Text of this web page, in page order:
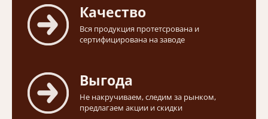
Качество
Вся продукция протетсрована и
сертифицирована на заводе
Выгода
Не накручиваем, следим за рынком,
предлагаем акции и скидки